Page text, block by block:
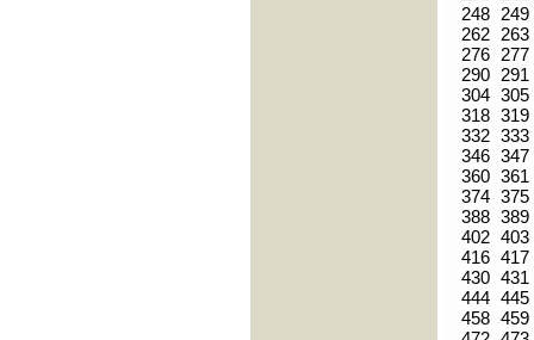
248
249
262
263
276
277
290
291
304 305
318 319
332 333
346 347
360 361
374 375
388 389
402 403
416 417
430 431
444 445
458 459